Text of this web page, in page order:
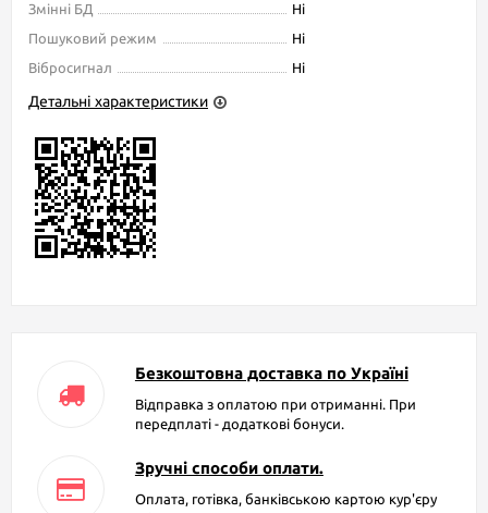
Змінні БД
Ні
Пошуковий режим
Ні
Вібросигнал
Ні
Детальні характеристики
Безкоштовна доставка по Україні
Відправка з оплатою при отриманні. При
передплаті - додаткові бонуси.
Зручні способи оплати.
Оплата, готівка, банківською картою кур'єру